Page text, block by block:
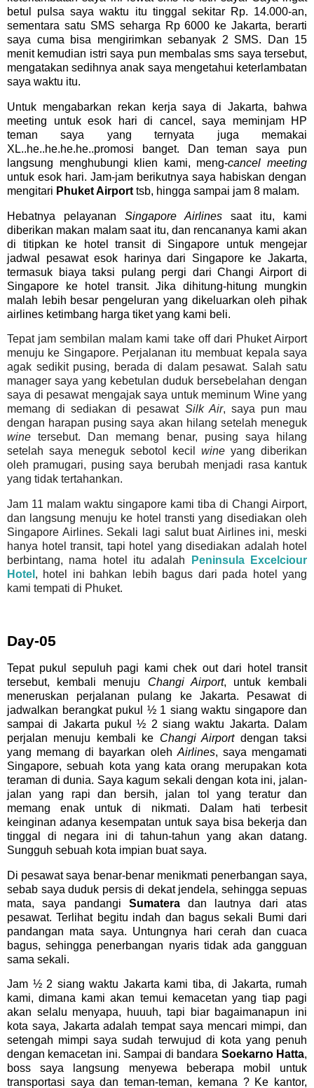
betul pulsa saya waktu itu tinggal sekitar Rp. 14.000-an,
sementara satu SMS seharga Rp 6000 ke Jakarta, berarti
saya cuma bisa mengirimkan sebanyak 2 SMS. Dan 15
menit kemudian istri saya pun membalas sms saya tersebut,
mengatakan sedihnya anak saya mengetahui keterlambatan
saya waktu itu.
Untuk mengabarkan rekan kerja saya di Jakarta, bahwa
meeting untuk esok hari di cancel, saya meminjam HP
teman saya yang ternyata juga memakai
XL..he..he.he.he..promosi banget. Dan teman saya pun
langsung menghubungi klien kami, meng-cancel meeting
untuk esok hari. Jam-jam berikutnya saya habiskan dengan
mengitari Phuket Airport tsb, hingga sampai jam 8 malam.
Hebatnya pelayanan Singapore Airlines saat itu, kami
diberikan makan malam saat itu, dan rencananya kami akan
di titipkan ke hotel transit di Singapore untuk mengejar
jadwal pesawat esok harinya dari Singapore ke Jakarta,
termasuk biaya taksi pulang pergi dari Changi Airport di
Singapore ke hotel transit. Jika dihitung-hitung mungkin
malah lebih besar pengeluran yang dikeluarkan oleh pihak
airlines ketimbang harga tiket yang kami beli.
Tepat jam sembilan malam kami take off dari Phuket Airport
menuju ke Singapore. Perjalanan itu membuat kepala saya
agak sedikit pusing, berada di dalam pesawat. Salah satu
manager saya yang kebetulan duduk bersebelahan dengan
saya di pesawat mengajak saya untuk meminum Wine yang
memang di sediakan di pesawat Silk Air, saya pun mau
dengan harapan pusing saya akan hilang setelah meneguk
wine tersebut. Dan memang benar, pusing saya hilang
setelah saya meneguk sebotol kecil wine yang diberikan
oleh pramugari, pusing saya berubah menjadi rasa kantuk
yang tidak tertahankan.
Jam 11 malam waktu singapore kami tiba di Changi Airport,
dan langsung menuju ke hotel transti yang disediakan oleh
Singapore Airlines. Sekali lagi salut buat Airlines ini, meski
hanya hotel transit, tapi hotel yang disediakan adalah hotel
berbintang, nama hotel itu adalah
Peninsula Excelciour
Hotel , hotel ini bahkan lebih bagus dari pada hotel yang
kami tempati di Phuket.
Day-05
Tepat pukul sepuluh pagi kami chek out dari hotel transit
tersebut, kembali menuju Changi Airport, untuk kembali
meneruskan perjalanan pulang ke Jakarta. Pesawat di
jadwalkan berangkat pukul ½ 1 siang waktu singapore dan
sampai di Jakarta pukul ½ 2 siang waktu Jakarta. Dalam
perjalan menuju kembali ke Changi Airportdengan taksi
yang memang di bayarkan oleh Airlines, saya mengamati
Singapore, sebuah kota yang kata orang merupakan kota
teraman di dunia. Saya kagum sekali dengan kota ini, jalan-
jalan yang rapi dan bersih, jalan tol yang teratur dan
memang enak untuk di nikmati. Dalam hati terbesit
keinginan adanya kesempatan untuk saya bisa bekerja dan
tinggal di negara ini di tahun-tahun yang akan datang.
Sungguh sebuah kota impian buat saya.
Di pesawat saya benar-benar menikmati penerbangan saya,
sebab saya duduk persis di dekat jendela, sehingga sepuas
mata, saya pandangi Sumateradan lautnya dari atas
pesawat. Terlihat begitu indah dan bagus sekali Bumi dari
pandangan mata saya. Untungnya hari cerah dan cuaca
bagus, sehingga penerbangan nyaris tidak ada gangguan
sama sekali.
Jam ½ 2 siang waktu Jakarta kami tiba, di Jakarta, rumah
kami, dimana kami akan temui kemacetan yang tiap pagi
akan selalu menyapa, huuuh, tapi biar bagaimanapun ini
kota saya, Jakarta adalah tempat saya mencari mimpi, dan
setengah mimpi saya sudah terwujud di kota yang penuh
dengan kemacetan ini. Sampai di bandara Soekarno Hatta,
boss saya langsung menyewa beberapa mobil untuk
transportasi saya dan teman-teman, kemana ? Ke kantor,